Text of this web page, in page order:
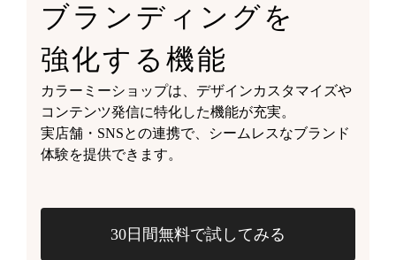
ブランディングを
強化する機能
カラーミーショップは、 デザインカスタマイズや
コンテンツ発信に特化した機能が充実。
実店舗・SNSとの連携で、 シームレスなブランド
体験を提供できます。
30日間無料で試してみる